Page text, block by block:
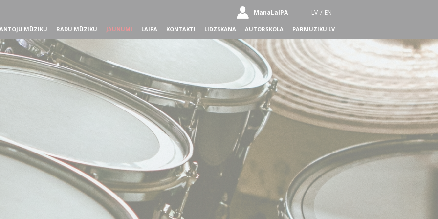
ManaLaIPA LV / EN
MŪZIKU RADU MŪZIKU JAUNUMI LAIPA KONTAKTI LIDZSKANA AUTORSKOLA PARMUZIKU.LV